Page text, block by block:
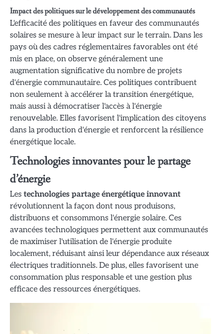
Impact des politiques sur le développement des communautés
L'efficacité des politiques en faveur des communautés
solaires se mesure à leur impact sur le terrain. Dans les
pays où des cadres réglementaires favorables ont été
mis en place, on observe généralement une
augmentation significative du nombre de projets
d'énergie communautaire. Ces politiques contribuent
non seulement à accélérer la transition énergétique,
mais aussi à démocratiser l'accès à l'énergie
renouvelable. Elles favorisent l'implication des citoyens
dans la production d'énergie et renforcent la résilience
énergétique locale.
Technologies innovantes pour le partage
d’énergie
Les technologies partage énergétique innovant
révolutionnent la façon dont nous produisons,
distribuons et consommons l'énergie solaire. Ces
avancées technologiques permettent aux communautés
de maximiser l'utilisation de l'énergie produite
localement, réduisant ainsi leur dépendance aux réseaux
électriques traditionnels. De plus, elles favorisent une
consommation plus responsable et une gestion plus
efficace des ressources énergétiques.